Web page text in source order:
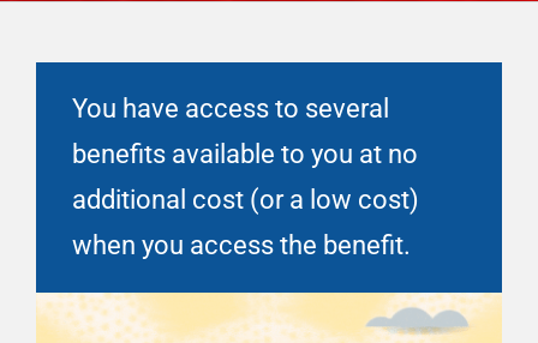
Tiempo libre
Vida laboral y personal
You have access to several
benefits available to you at no
additional cost (or a low cost)
when you access the benefit.